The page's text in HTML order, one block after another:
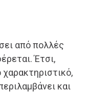
από πολλές
Έτσι,
χαρακτηριστικό,
και